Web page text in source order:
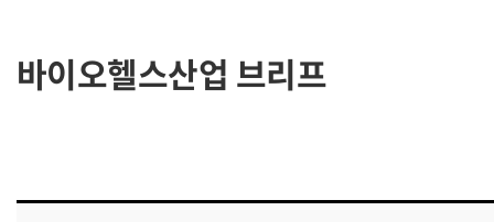
간
행바이오헬스산업 브리프